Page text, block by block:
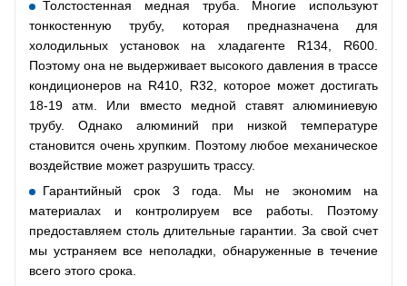
Толстостенная медная труба. Многие используют
тонкостенную трубу, которая предназначена для
холодильных установок на хладагенте R134, R600.
Поэтому она не выдерживает высокого давления в трассе
кондиционеров на R410, R32, которое может достигать
18-19 атм. Или вместо медной ставят алюминиевую
трубу. Однако алюминий при низкой температуре
становится очень хрупким. Поэтому любое механическое
воздействие может разрушить трассу.
Гарантийный срок 3 года. Мы не экономим на
материалах и контролируем все работы. Поэтому
предоставляем столь длительные гарантии. За свой счет
мы устраняем все неполадки, обнаруженные в течение
всего этого срока.